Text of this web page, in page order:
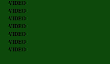
VIDEO
VIDEO
VIDEO
VIDEO
VIDEO
VIDEO
VIDEO